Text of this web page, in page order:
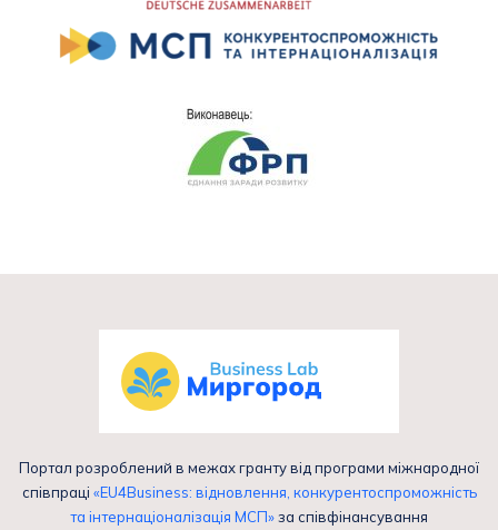
Портал розроблений в межах гранту від програми міжнародної
співпраці «EU4Business: відновлення, конкурентоспроможність
та інтернаціоналізація МСП»за співфінансування